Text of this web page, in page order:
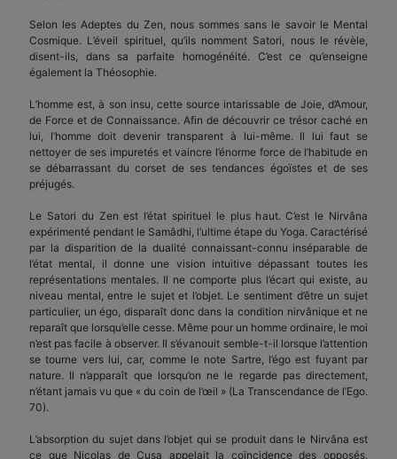
Selon les Adeptes du Zen, nous sommes sans le savoir le Mental
Cosmique. L’éveil spirituel, qu’ils nomment Satori, nous le révèle,
disent-ils, dans sa parfaite homogénéité. C’est ce qu’enseigne
également la Théosophie.
L’homme est, à son insu, cette source intarissable de Joie, d’Amour,
de Force et de Connaissance. Afin de découvrir ce trésor caché en
lui, l’homme doit devenir transparent à lui-même. Il lui faut se
nettoyer de ses impuretés et vaincre l’énorme force de l’habitude en
se débarrassant du corset de ses tendances égoïstes et de ses
préjugés.
Le Satori du Zen est l’état spirituel le plus haut. C’est le Nirvâna
expérimenté pendant le Samâdhi, l’ultime étape du Yoga. Caractérisé
par la disparition de la dualité connaissant-connu inséparable de
l’état mental, il donne une vision intuitive dépassant toutes les
représentations mentales. Il ne comporte plus l’écart qui existe, au
niveau mental, entre le sujet et l’objet. Le sentiment d’être un sujet
particulier, un égo, disparaît donc dans la condition nirvânique et ne
reparaît que lorsqu’elle cesse. Même pour un homme ordinaire, le moi
n’est pas facile à observer. Il s’évanouit semble-t-il lorsque l’attention
se tourne vers lui, car, comme le note Sartre, l’égo est fuyant par
nature. Il n’apparaît que lorsqu’on ne le regarde pas directement,
n’étant jamais vu que « du coin de l’œil » (La Transcendance de l’Ego.
70).
L’absorption du sujet dans l’objet qui se produit dans le Nirvâna est
ce que Nicolas de Cusa appelait la coïncidence des opposés,